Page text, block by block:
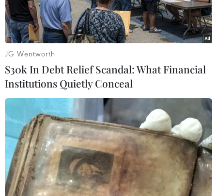
VietinBank tiên phong cung ứng dịch vụ
thanh toán quốc tế
JG Wentworth
$30k In Debt Relief Scandal: What Financial
Institutions Quietly Conceal